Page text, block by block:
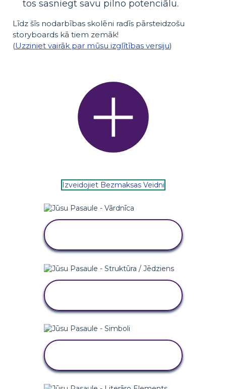
tos sasniegt savu pilno potenciālu.
Līdz šīs nodarbības skolēni radīs pārsteidzošu
storyboards kā tiem zemāk!
(Uzziniet vairāk par mūsu izglītības versiju)
Izveidojiet Bezmaksas Veidni